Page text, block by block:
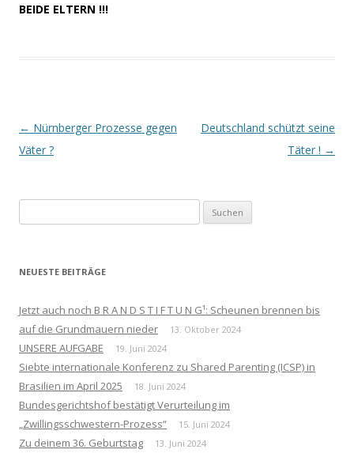
BEIDE ELTERN !!!
Beitrags-
Navigation
← Nürnberger Prozesse gegen
Väter ?
Deutschland schützt seine
Täter ! →
nach:
NEUESTE BEITRÄGE
Jetzt auch noch B R A N D S T I F T U N G¹: Scheunen brennen bis
auf die Grundmauern nieder
13. Oktober 2024
UNSERE AUFGABE 19. Juni 2024
Siebte internationale Konferenz zu Shared Parenting (ICSP) in
Brasilien im April 2025
18. Juni 2024
Bundesgerichtshof bestätigt Verurteilung im
„Zwillingsschwestern-Prozess“
15. Juni 2024
Zu deinem 36. Geburtstag 13. Juni 2024